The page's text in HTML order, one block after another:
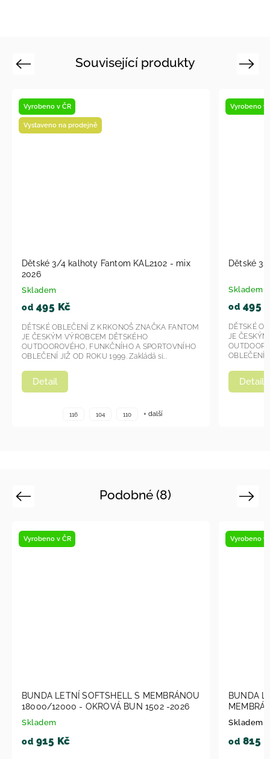
Související produkty
Previous
- mix
FANTOM
si...
Dětské 3/4 kalhoty Fantom KAL2105-2026
DĚTSKÉ OBLEČENÍ Z KRKONOŠ ZNAČKA FANTOM
JE ČESKÝM VÝROBCEM DĚTSKÉHO
OUTDOOROVÉHO, FUNKČNÍHO A SPORTOVNÍHO
OBLEČENÍ JIŽ OD ROKU 1999. Zakládá si...
104
Next
Podobné (8)
Previous
SOFTSHELL S MEMBRÁNOU
OKROVÁ BUN 1502 -2026
BUNDA LETNÍ
MEMBRÁNOU 18000/12000
Skladem u dodavatele
Next